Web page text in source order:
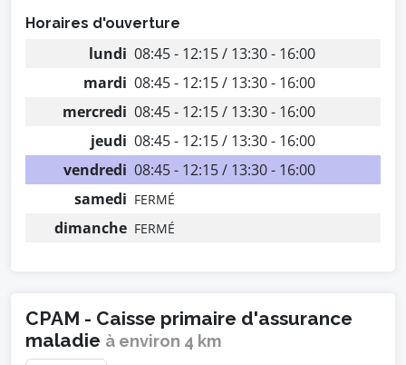
Horaires d'ouverture
lundi 08:45 - 12:15 / 13:30 - 16:00
mardi 08:45 - 12:15 / 13:30 - 16:00
mercredi 08:45 - 12:15 / 13:30 - 16:00
jeudi 08:45 - 12:15 / 13:30 - 16:00
vendredi 08:45 - 12:15 / 13:30 - 16:00
samedi FERMÉ
dimanche FERMÉ
CPAM - Caisse primaire d'assurance
maladie à environ 4 km